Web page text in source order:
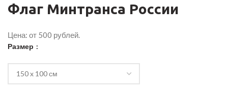
Флаг Минтранса России
Цена: от 500 рублей.
Размер